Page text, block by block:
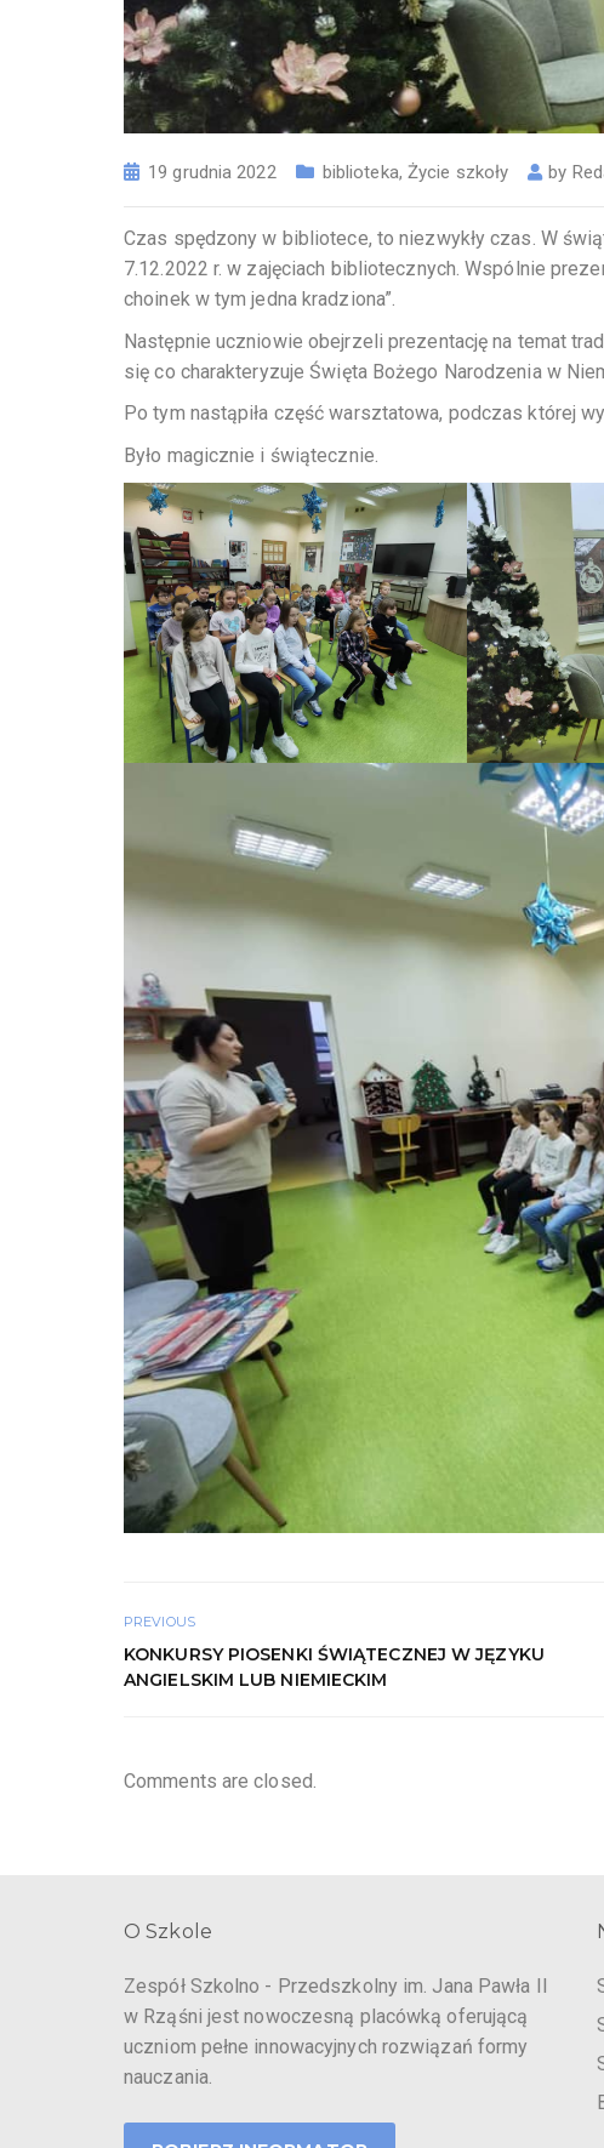
19 grudnia 2022 biblioteka, Życie szkoły by
Czas spędzony w bibliotece, to niezwykły czas. W
7.12.2022 r. w zajęciach bibliotecznych. Wspólnie
choinek w tym jedna kradziona”.
Następnie uczniowie obejrzeli prezentację na temat
się co charakteryzuje Święta Bożego Narodzenia w
Po tym nastąpiła część warsztatowa, podczas której
Było magicznie i świątecznie.
PREVIOUS
KONKURSY PIOSENKI ŚWIĄTECZNEJ W JĘZYKU
ANGIELSKIM LUB NIEMIECKIM
Comments are closed.
O Szkole
Zespół Szkolno - Przedszkolny im. Jana Pawła II
w Rząśni jest nowoczesną placówką oferującą
uczniom pełne innowacyjnych rozwiązań formy
nauczania.